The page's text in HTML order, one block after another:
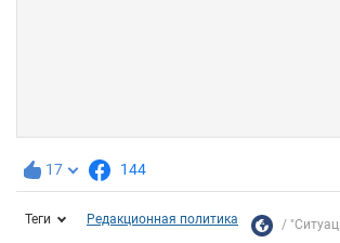
17 144
Теги Редакционная политика